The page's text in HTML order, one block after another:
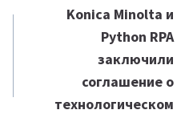
Konica Minolta и
Python RPA
заключили
соглашение о
технологическом